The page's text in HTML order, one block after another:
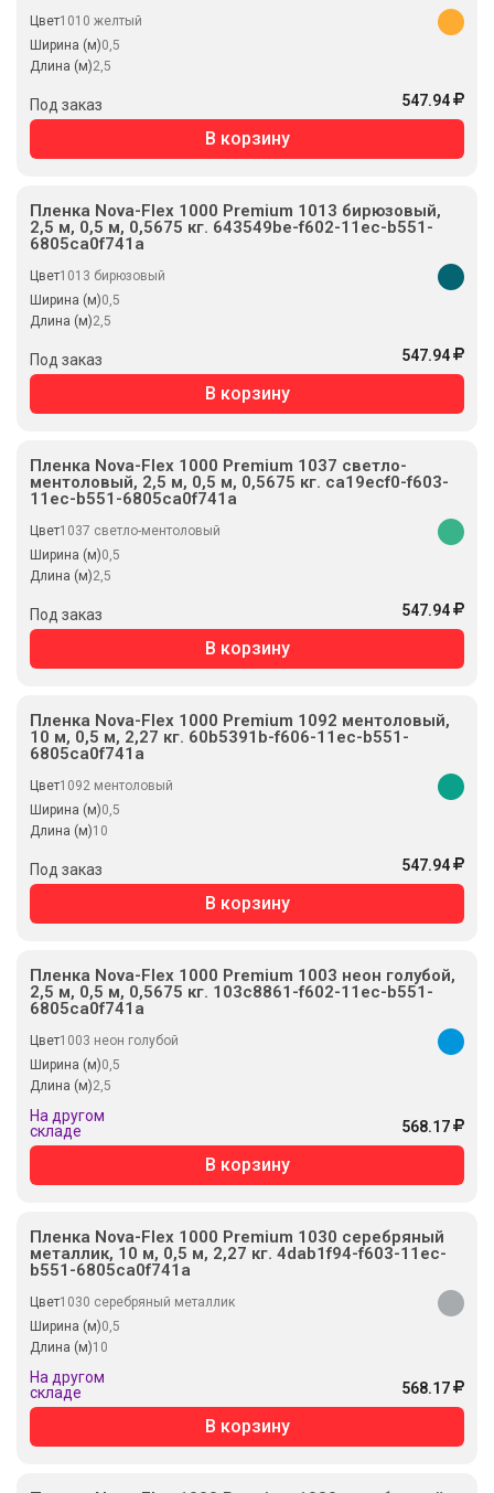
Цвет1010 желтый
Ширина (м)0,5
Длина (м)2,5
Под заказ 547.94
В корзину
Пленка Nova-Flex 1000 Premium 1013 бирюзовый,
2,5 м, 0,5 м, 0,5675 кг. 643549be-f602-11ec-b551-
6805ca0f741a
Цвет1013 бирюзовый
Ширина (м)0,5
Длина (м)2,5
Под заказ 547.94
В корзину
Пленка Nova-Flex 1000 Premium 1037 светло-
ментоловый, 2,5 м, 0,5 м, 0,5675 кг. ca19ecf0-f603-
11ec-b551-6805ca0f741a
Цвет1037 светло-ментоловый
Ширина (м)0,5
Длина (м)2,5
Под заказ 547.94
В корзину
Пленка Nova-Flex 1000 Premium 1092 ментоловый,
10 м, 0,5 м, 2,27 кг. 60b5391b-f606-11ec-b551-
6805ca0f741a
Цвет1092 ментоловый
Ширина (м)0,5
Длина (м)10
Под заказ 547.94
В корзину
Пленка Nova-Flex 1000 Premium 1003 неон голубой,
2,5 м, 0,5 м, 0,5675 кг. 103c8861-f602-11ec-b551-
6805ca0f741a
Цвет1003 неон голубой
Ширина (м)0,5
Длина (м)2,5
На другом
складе
568.17
В корзину
Пленка Nova-Flex 1000 Premium 1030 серебряный
металлик, 10 м, 0,5 м, 2,27 кг. 4dab1f94-f603-11ec-
b551-6805ca0f741a
Цвет1030 серебряный металлик
Ширина (м)0,5
Длина (м)10
На другом
складе
568.17
В корзину